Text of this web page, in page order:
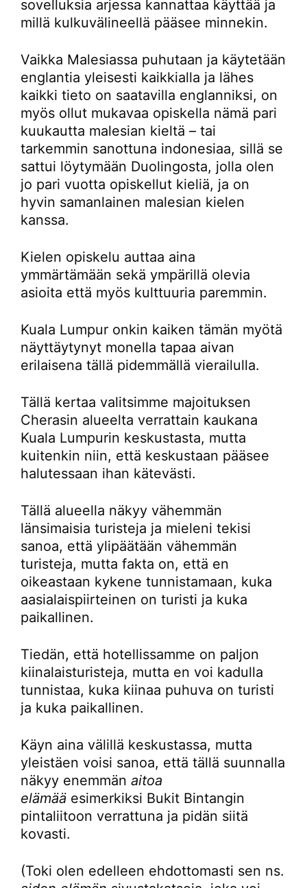
sovelluksia arjessa kannattaa käyttää ja
millä kulkuvälineellä pääsee minnekin.
Vaikka Malesiassa puhutaan ja käytetään
englantia yleisesti kaikkialla ja lähes
kaikki tieto on saatavilla englanniksi, on
myös ollut mukavaa opiskella nämä pari
kuukautta malesian kieltä – tai
tarkemmin sanottuna indonesiaa, sillä se
sattui löytymään Duolingosta, jolla olen
jo pari vuotta opiskellut kieliä, ja on
hyvin samanlainen malesian kielen
kanssa.
Kielen opiskelu auttaa aina
ymmärtämään sekä ympärillä olevia
asioita että myös kulttuuria paremmin.
Kuala Lumpur onkin kaiken tämän myötä
näyttäytynyt monella tapaa aivan
erilaisena tällä pidemmällä vierailulla.
Tällä kertaa valitsimme majoituksen
Cherasin alueelta verrattain kaukana
Kuala Lumpurin keskustasta, mutta
kuitenkin niin, että keskustaan pääsee
halutessaan ihan kätevästi.
Tällä alueella näkyy vähemmän
länsimaisia turisteja ja mieleni tekisi
sanoa, että ylipäätään vähemmän
turisteja, mutta fakta on, että en
oikeastaan kykene tunnistamaan, kuka
aasialaispiirteinen on turisti ja kuka
paikallinen.
Tiedän, että hotellissamme on paljon
kiinalaisturisteja, mutta en voi kadulla
tunnistaa, kuka kiinaa puhuva on turisti
ja kuka paikallinen.
Käyn aina välillä keskustassa, mutta
yleistäen voisi sanoa, että tällä suunnalla
näkyy enemmän aitoa
elämää esimerkiksi Bukit Bintangin
pintaliitoon verrattuna ja pidän siitä
kovasti.
(Toki olen edelleen ehdottomasti sen ns.